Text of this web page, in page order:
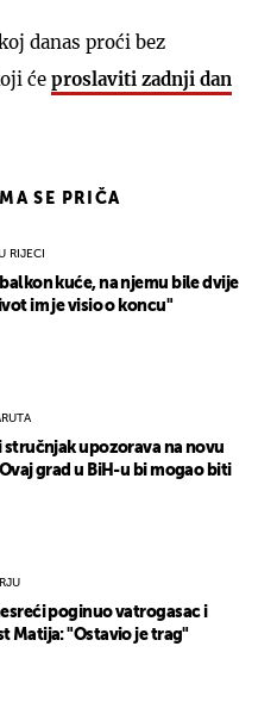
danas proći bez
će proslaviti zadnji dan
SE PRIČA
RIJECI
kuće, na njemu bile dvije
im je visio o koncu"
stručnjak upozorava na novu
grad u BiH-u bi mogao biti
poginuo vatrogasac i
Matija: "Ostavio je trag"